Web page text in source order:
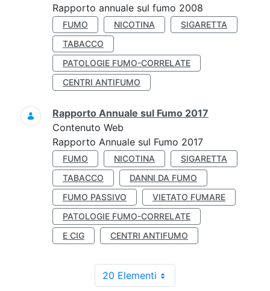
Rapporto annuale sul fumo 2008
FUMO NICOTINA
SIGARETTA
TABACCO
PATOLOGIE FUMO-CORRELATE
CENTRI ANTIFUMO
Rapporto Annuale sul Fumo 2017
Contenuto Web
Rapporto Annuale sul Fumo 2017
FUMO NICOTINA
SIGARETTA
TABACCO
DANNI DA FUMO
FUMO PASSIVO
VIETATO FUMARE
PATOLOGIE FUMO-CORRELATE
E CIG
CENTRI ANTIFUMO
20 Elementi